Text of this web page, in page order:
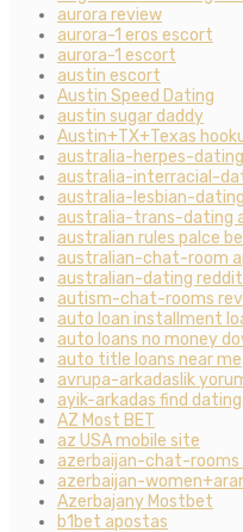
aurora review
aurora-1 eros escort
aurora-1 escort
austin escort
Austin Speed Dating
austin sugar daddy
Austin+TX+Texas
australia-herpes-
australia-interracial-
australia-lesbian-
australia-trans-dating
australian rules palce
australian-chat-room
australian-dating reddit
autism-chat-rooms
auto loan installment
auto loans no money
auto title loans near me
avrupa-arkadaslik
ayik-arkadas find
AZ Most BET
az USA mobile site
azerbaijan-chat-rooms
azerbaijan-
Azerbajany Mostbet
b1bet apostas